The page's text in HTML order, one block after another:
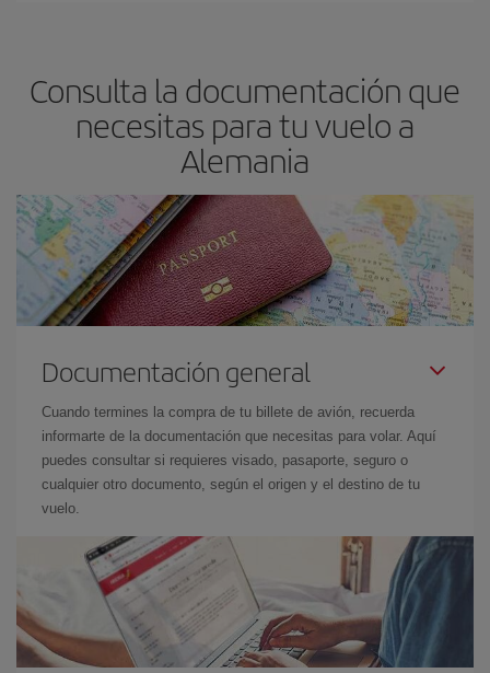
Consulta la documentación que
necesitas para tu vuelo a
Alemania
Documentación general
Cuando termines la compra de tu billete de avión, recuerda
informarte de la documentación que necesitas para volar. Aquí
puedes consultar si requieres visado, pasaporte, seguro o
cualquier otro documento, según el origen y el destino de tu
vuelo.